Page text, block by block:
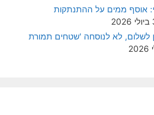
אוסף ממים על ההתנתקות
לשלום, לא לנוסחה 'שטחים תמורת